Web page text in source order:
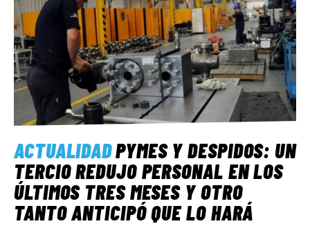
ACTUALIDADPYMES Y DESPIDOS: UN
TERCIO REDUJO PERSONAL EN LOS
ÚLTIMOS TRES MESES Y OTRO
TANTO ANTICIPÓ QUE LO HARÁ